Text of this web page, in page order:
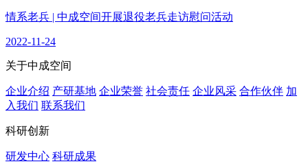
情系老兵 | 中成空间开展退役老兵走访慰问活动
2022-11-24
关于中成空间
企业介绍 产研基地 企业荣誉 社会责任 企业风采 合作伙伴 加
入我们 联系我们
科研创新
研发中心 科研成果